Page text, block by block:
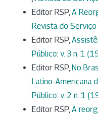
Editor RSP, A
Revista do
Editor RSP,
Público: v. 3 n. 1
Editor RSP, No
Latino-Americana
Público: v. 2 n. 1
Editor RSP, A